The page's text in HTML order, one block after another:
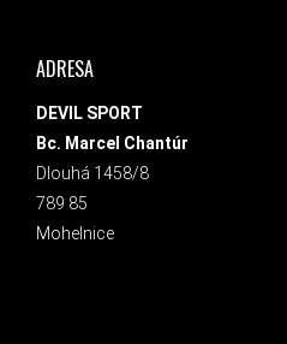
ADRESA
DEVIL SPORT
Bc. Marcel Chantúr
Dlouhá 1458/8
789 85
Mohelnice